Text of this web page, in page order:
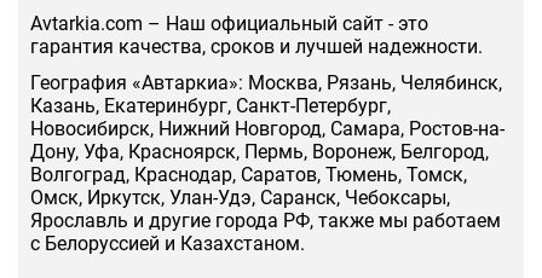
Аvtarkia.com – Наш официальный сайт - это
гарантия качества, сроков и лучшей надежности.
География «Автаркиа»: Москва, Рязань, Челябинск,
Казань, Екатеринбург, Санкт-Петербург,
Новосибирск, Нижний Новгород, Самара, Ростов-на-
Дону, Уфа, Красноярск, Пермь, Воронеж, Белгород,
Волгоград, Краснодар, Саратов, Тюмень, Томск,
Омск, Иркутск, Улан-Удэ, Саранск, Чебоксары,
Ярославль и другие города РФ, также мы работаем
с Белоруссией и Казахстаном.